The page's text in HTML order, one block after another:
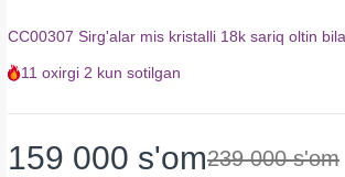
CC00307 Sirg'alar mis kristalli 18k sariq oltin
11 oxirgi 2 kun sotilgan
159 000 s'om239 000 s'om